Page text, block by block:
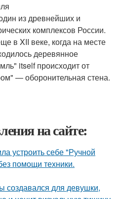
из древнейших и
комплексов России.
в XII веке, когда на месте
деревянное
itself происходит от
— оборонительная стена.
на сайте:
устроить себе "Ручной
помощи техники.
создавался для девушки,